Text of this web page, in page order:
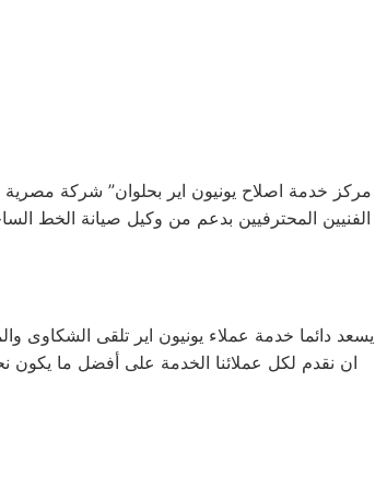
مركز خدمة اصلاح يونيون اير بحلوان” شركة
الفنيين المحترفيين بدعم من وكيل صيانة الخط
يسعد دائما خدمة عملاء يونيون اير تلقى الشكاوى
ان نقدم لكل عملائنا الخدمة على أفضل ما يكون